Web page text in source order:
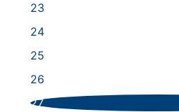
23
24
25
26
27